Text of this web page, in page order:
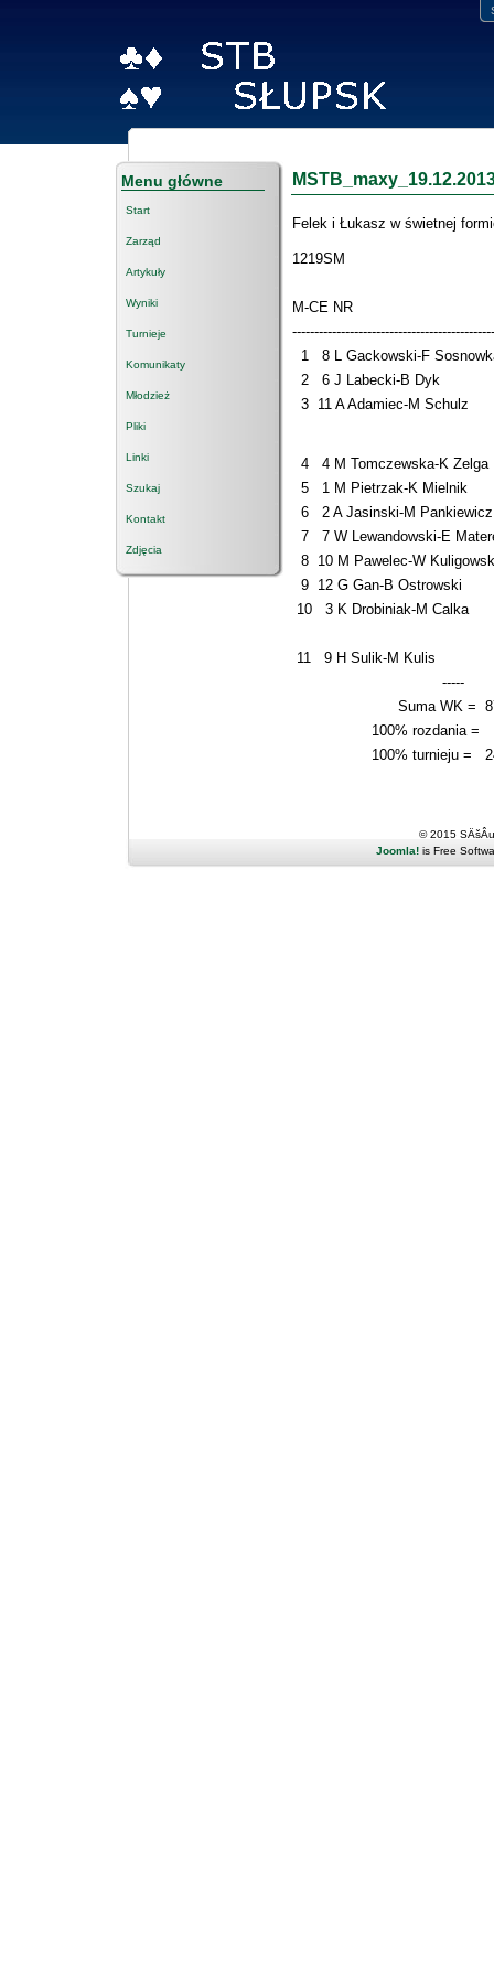
Menu główne
Start
Zarząd
Artykuły
Wyniki
Turnieje
Komunikaty
Młodzież
Pliki
Linki
Szukaj
Kontakt
Zdjęcia
Felek i Łukasz w świetnej
1219SM
M-CE NR +/-
1 8 L Gackowski-F
2 6 J Labecki-B Dyk
3 11 A Adamiec-M
4 4 M Tomczewska-K
5 1 M Pietrzak-K
6 2 A Jasinski-M
7 7 W Lewandowski-E
8 10 M Pawelec-W
9 12 G Gan-B
10 3 K Drobiniak-M
11 9 H Sulik-M Kulis
-----
Suma WK =
100% rozdania =
100% turnieju =
© 2015
Joomla!is Free